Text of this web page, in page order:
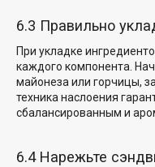
6.3 Правильно
При укладке
каждого компонента.
майонеза или горчицы,
техника наслоения
сбалансированным и
6.4 Нарежьте